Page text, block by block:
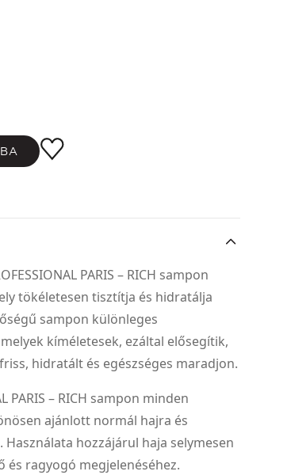
PARIS – RICH sampon
tökéletesen tisztítja és hidratálja
sampon különleges
kíméletesek, ezáltal elősegítik,
hidratált és egészséges maradjon.
PARIS – RICH sampon minden
ajánlott normál hajra és
hozzájárul haja selymesen
és ragyogó megjelenéséhez.